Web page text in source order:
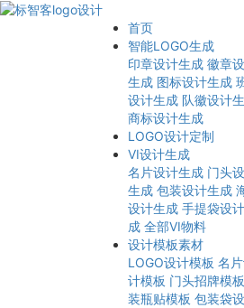
首页
智能LOGO生成
印章设计生成 徽章
生成 图标设计生成
设计生成 队徽设计
商标设计生成
LOGO设计定制
VI设计生成
名片设计生成 门头
生成 包装设计生成
设计生成 手提袋设
成 全部VI物料
设计模板素材
LOGO设计模板 名
计模板 门头招牌模板
装瓶贴模板 包装袋